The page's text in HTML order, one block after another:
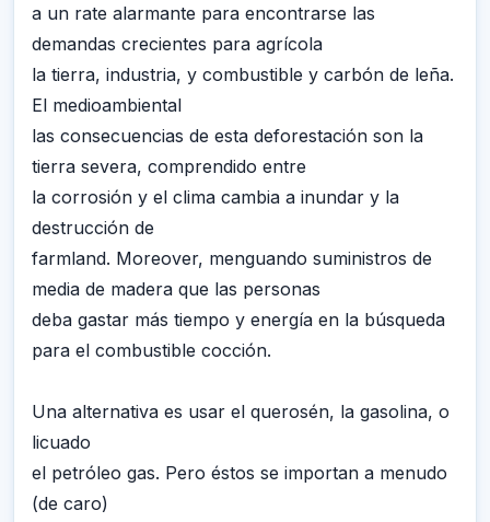
a un rate alarmante para encontrarse las
demandas crecientes para agrícola
la tierra, industria, y combustible y carbón de leña.
El medioambiental
las consecuencias de esta deforestación son la
tierra severa, comprendido entre
la corrosión y el clima cambia a inundar y la
destrucción de
farmland. Moreover, menguando suministros de
media de madera que las personas
deba gastar más tiempo y energía en la búsqueda
para el combustible cocción.
Una alternativa es usar el querosén, la gasolina, o
licuado
el petróleo gas. Pero éstos se importan a menudo
(de caro)